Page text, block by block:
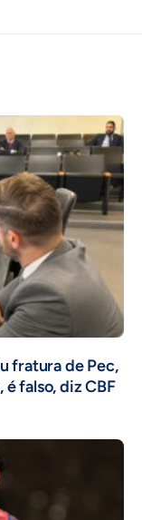
fratura de Pec,
falso, diz CBF